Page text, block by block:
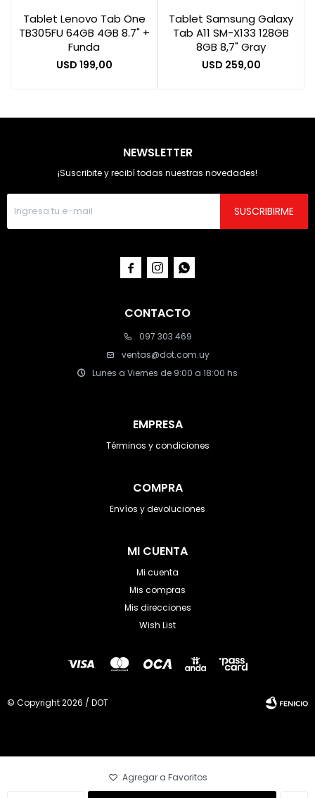
Tablet Lenovo Tab One
TB305FU 64GB 4GB 8.7" +
Funda
USD 199,00
Tablet Samsung Galaxy
Tab A11 SM-X133 128GB
8GB 8,7" Gray
USD 259,00
CONTACTO
097 303 469
ventas@dot.com.uy
Lunes a Viernes de 9:00 a 18:00 hs
EMPRESA
Términos y condiciones
COMPRA
Envíos y devoluciones
MI CUENTA
Mi cuenta
Mis compras
Mis direcciones
Wish List
NEWSLETTER
¡Suscribite y recibí todas nuestras novedades!
SUSCRIBIRME
  
© Copyright 2026 / DOT